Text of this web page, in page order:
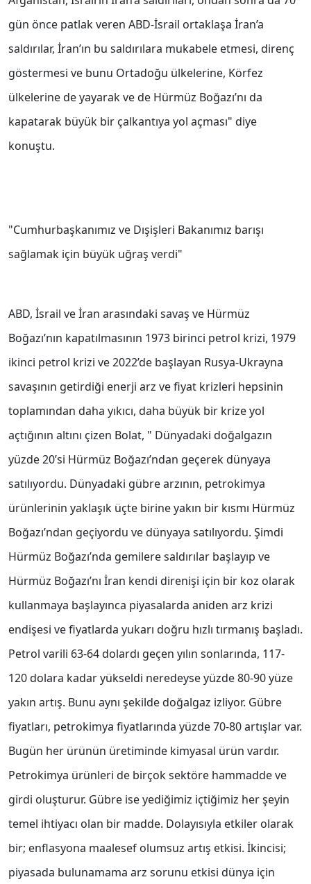
gün önce patlak veren ABD-İsrail ortaklaşa İran’a
saldırılar, İran’ın bu saldırılara mukabele etmesi, direnç
göstermesi ve bunu Ortadoğu ülkelerine, Körfez
ülkelerine de yayarak ve de Hürmüz Boğazı’nı da
kapatarak büyük bir çalkantıya yol açması" diye
konuştu.
"Cumhurbaşkanımız ve Dışişleri Bakanımız barışı
sağlamak için büyük uğraş verdi"
ABD, İsrail ve İran arasındaki savaş ve Hürmüz
Boğazı’nın kapatılmasının 1973 birinci petrol krizi, 1979
ikinci petrol krizi ve 2022’de başlayan Rusya-Ukrayna
savaşının getirdiği enerji arz ve fiyat krizleri hepsinin
toplamından daha yıkıcı, daha büyük bir krize yol
açtığının altını çizen Bolat, " Dünyadaki doğalgazın
yüzde 20’si Hürmüz Boğazı’ndan geçerek dünyaya
satılıyordu. Dünyadaki gübre arzının, petrokimya
ürünlerinin yaklaşık üçte birine yakın bir kısmı Hürmüz
Boğazı’ndan geçiyordu ve dünyaya satılıyordu. Şimdi
Hürmüz Boğazı’nda gemilere saldırılar başlayıp ve
Hürmüz Boğazı’nı İran kendi direnişi için bir koz olarak
kullanmaya başlayınca piyasalarda aniden arz krizi
endişesi ve fiyatlarda yukarı doğru hızlı tırmanış başladı.
Petrol varili 63-64 dolardı geçen yılın sonlarında, 117-
120 dolara kadar yükseldi neredeyse yüzde 80-90 yüze
yakın artış. Bunu aynı şekilde doğalgaz izliyor. Gübre
fiyatları, petrokimya fiyatlarında yüzde 70-80 artışlar var.
Bugün her ürünün üretiminde kimyasal ürün vardır.
Petrokimya ürünleri de birçok sektöre hammadde ve
girdi oluşturur. Gübre ise yediğimiz içtiğimiz her şeyin
temel ihtiyacı olan bir madde. Dolayısıyla etkiler olarak
bir; enflasyona maalesef olumsuz artış etkisi. İkincisi;
piyasada bulunamama arz sorunu etkisi dünya için